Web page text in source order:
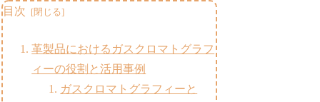
目次
革製品におけるガスクロマトグラフ
ィーの役割と活用事例
ガスクロマトグラフィーと